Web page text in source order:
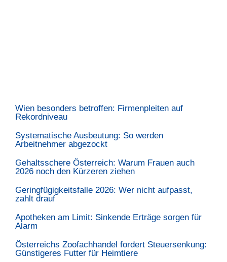
Wien besonders betroffen: Firmenpleiten auf
Rekordniveau
Systematische Ausbeutung: So werden
Arbeitnehmer abgezockt
Gehaltsschere Österreich: Warum Frauen auch
2026 noch den Kürzeren ziehen
Geringfügigkeitsfalle 2026: Wer nicht aufpasst,
zahlt drauf
Apotheken am Limit: Sinkende Erträge sorgen für
Alarm
Österreichs Zoofachhandel fordert Steuersenkung:
Günstigeres Futter für Heimtiere